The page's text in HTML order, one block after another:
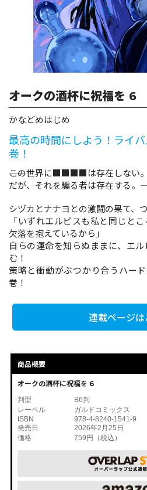
コミックガル
コミッククリエ
コミックパル
オークの酒杯に祝福を 6
かなどめはじめ
最高の時間にしよう！ライ
巻！
――この世界に■■■■は存在しない。
だが、それを騙る者は存在する。――
シヅカとナナヨとの激闘の果て、
「いずれエルピスも私と同じと
欠落を抱えているから」
自らの運命を知らぬままに、エ
む！
策略と衝動がぶつかり合うハー
巻！
連載ページは
商品概要
オークの酒杯に祝福を 6
判型
B6判
レーベル
ガルドコミックス
ISBN
978-4-8240-1541-9
発売日
2026年2月25日
価格
759円（税込）